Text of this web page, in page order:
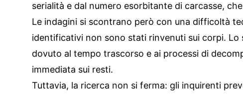
serialità e dal numero esorbitante di carcasse,
Le indagini si scontrano però con una difficoltà
identificativi non sono stati rinvenuti sui corpi.
dovuto al tempo trascorso e ai processi di
immediata sui resti.
Tuttavia, la ricerca non si ferma: gli inquirenti